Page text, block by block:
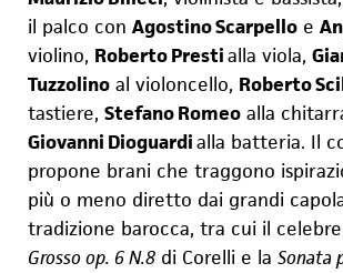
il palco con Agostino Scarpello e
violino, Roberto Prestialla viola,
Tuzzolino al violoncello, Roberto
tastiere, Stefano Romeo alla
Giovanni Dioguardialla batteria. Il
propone brani che traggono
più o meno diretto dai grandi
tradizione barocca, tra cui il celebre
Grosso op. 6 N.8 di Corelli e la Sonata